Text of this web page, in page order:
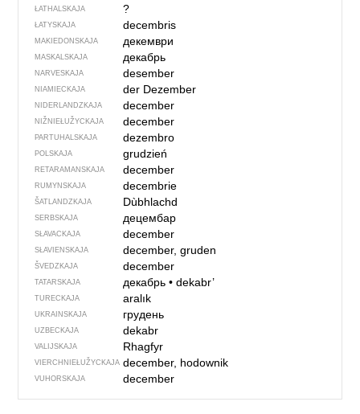
ŁATHALSKAJA ?
ŁATYSKAJA decembris
MAKIEDONSKAJA декември
MASKALSKAJA декабрь
NARVESKAJA desember
NIAMIECKAJA der Dezember
NIDERLANDZKAJA december
NIŽNIEŁUŽYCKAJA december
PARTUHALSKAJA dezembro
POLSKAJA grudzień
RETARAMANSKAJA december
RUMYNSKAJA decembrie
ŠATLANDZKAJA Dùbhlachd
SERBSKAJA децембар
SŁAVACKAJA december
SŁAVIENSKAJA december, gruden
ŠVEDZKAJA december
TATARSKAJA декабрь• dekabr’
TURECKAJA aralık
UKRAINSKAJA грудень
UZBECKAJA dekabr
VALIJSKAJA Rhagfyr
VIERCHNIE­ŁUŽYCKAJA december, hodownik
VUHORSKAJA december